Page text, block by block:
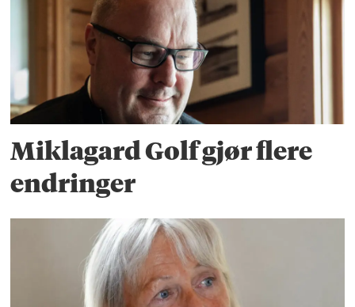
Miklagard Golf gjør flere
endringer